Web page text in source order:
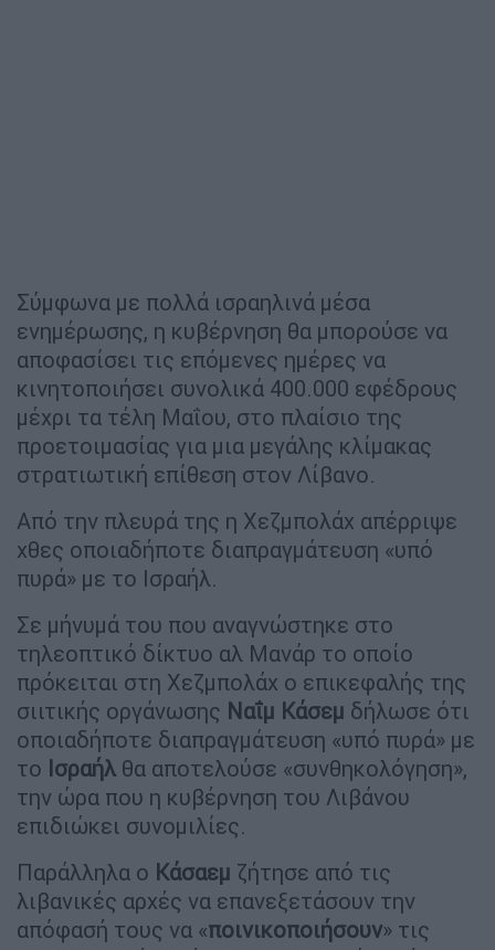
Σύμφωνα με πολλά ισραηλινά μέσα
ενημέρωσης, η κυβέρνηση θα μπορούσε να
αποφασίσει τις επόμενες ημέρες να
κινητοποιήσει συνολικά 400.000 εφέδρους
μέχρι τα τέλη Μαΐου, στο πλαίσιο της
προετοιμασίας για μια μεγάλης κλίμακας
στρατιωτική επίθεση στον Λίβανο.
Από την πλευρά της η Χεζμπολάχ απέρριψε
χθες οποιαδήποτε διαπραγμάτευση «υπό
πυρά» με το Ισραήλ.
Σε μήνυμά του που αναγνώστηκε στο
τηλεοπτικό δίκτυο αλ Μανάρ το οποίο
πρόκειται στη Χεζμπολάχ ο επικεφαλής της
σιιτικής οργάνωσης Ναΐμ Κάσεμ δήλωσε ότι
οποιαδήποτε διαπραγμάτευση «υπό πυρά» με
το Ισραήλ θα αποτελούσε «συνθηκολόγηση»,
την ώρα που η κυβέρνηση του Λιβάνου
επιδιώκει συνομιλίες.
Παράλληλα ο Κάσαεμ ζήτησε από τις
λιβανικές αρχές να επανεξετάσουν την
απόφασή τους να «ποινικοποιήσουν» τις